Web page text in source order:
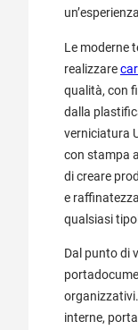
Le moderne
realizzare
qualità, con
dalla
verniciatura
con stampa
di creare
e
qualsiasi
Dal punto di
interne,